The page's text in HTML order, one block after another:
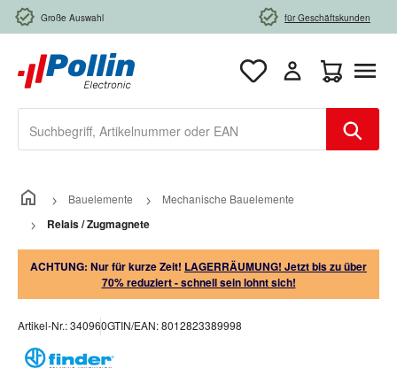
Zum Hauptinhalt springen
Große Auswahl für Geschäftskunden
Bauelemente Mechanische Bauelemente
Relais / Zugmagnete
ACHTUNG: Nur für kurze Zeit! LAGERRÄUMUNG! Jetzt bis zu über
70% reduziert - schnell sein lohnt sich!
Artikel-Nr.:340960GTIN/EAN:8012823389998